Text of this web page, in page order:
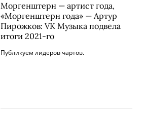
Моргенштерн — артист года,
«Моргенштерн года» — Артур
Пирожков: VK Музыка подвела
итоги 2021-го
Публикуем лидеров чартов.